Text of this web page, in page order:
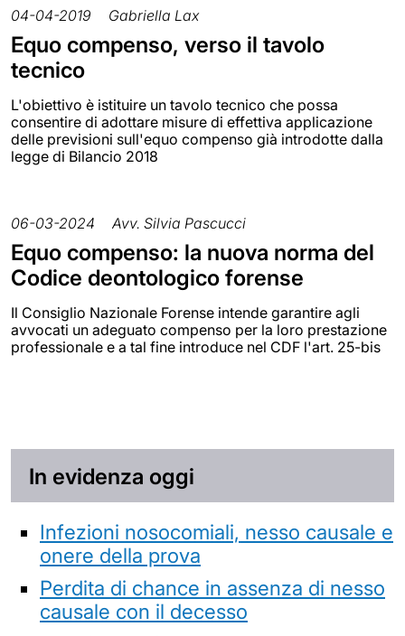
04-04-2019 Gabriella Lax
Equo compenso, verso il tavolo
tecnico
L'obiettivo è istituire un tavolo tecnico che possa
consentire di adottare misure di effettiva applicazione
delle previsioni sull'equo compenso già introdotte dalla
legge di Bilancio 2018
06-03-2024 Avv. Silvia Pascucci
Equo compenso: la nuova norma del
Codice deontologico forense
Il Consiglio Nazionale Forense intende garantire agli
avvocati un adeguato compenso per la loro prestazione
professionale e a tal fine introduce nel CDF l'art. 25-bis
In evidenza oggi
Infezioni nosocomiali, nesso causale e
onere della prova
Perdita di chance in assenza di nesso
causale con il decesso